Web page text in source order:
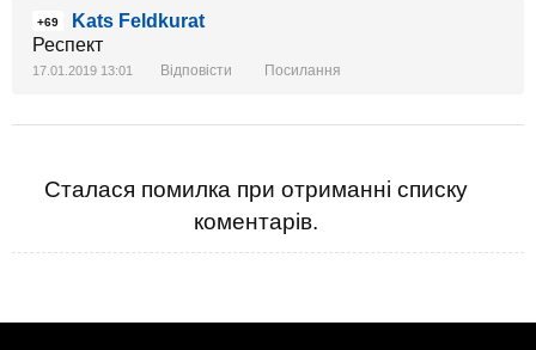
+69
Kats Feldkurat
Респект
17.01.2019 13:01 Відповісти Посилання
Сталася помилка при отриманні списку
коментарів.